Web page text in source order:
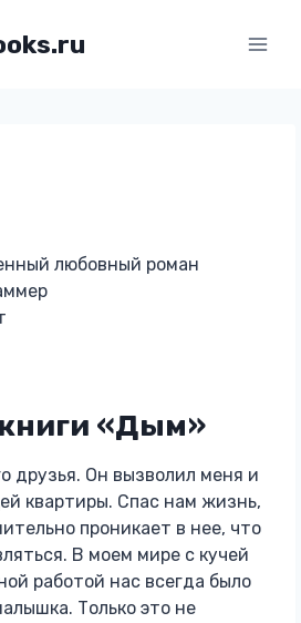
любовный роман
«Дым»
друзья. Он вызволил меня и
квартиры. Спас нам жизнь,
проникает в нее, что
В моем мире с кучей
работой нас всегда было
Только это не